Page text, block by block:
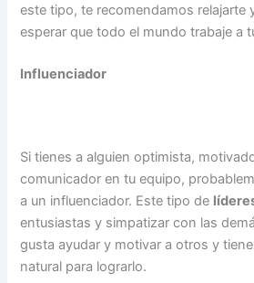
este tipo, te recomendamos relajarte
esperar que todo el mundo trabaje a
Influenciador
Si tienes a alguien optimista,
comunicador en tu equipo,
a un influenciador. Este tipo de
entusiastas y simpatizar con las
gusta ayudar y motivar a otros y
natural para lograrlo.